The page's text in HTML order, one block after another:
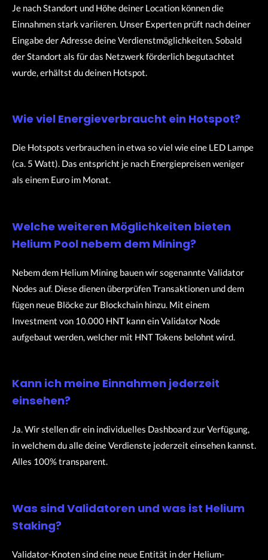
Je nach Standort und Höhe deiner Location können die
Einnahmen stark variieren. Unser Experten prüft nach deiner
Eingabe der Adresse deine Verdienstmöglichkeiten. Sobald
der Standort als für das Netzwerk förderlich begutachtet
wurde, erhältst du deinen Hotspot.
Wie viel Energieverbraucht ein Hotspot?
Die Hotspots verbrauchen in etwa so viel wie eine LED Lampe
(ca. 5 Watt). Das entspricht je nach Energiepreisen weniger
als einem Euro im Monat.
Welche weiteren Möglichkeiten bieten
Helium Pool nebem dem Mining?
Nebem dem Helium Mining bauen wir sogenannte Validator
Nodes auf. Diese dienen überprüfen Transaktionen und dem
fügen neue Blöcke zur Blockchain hinzu. Mit einem
Investment von 10.000 HNT kann ein Validator Node
aufgebaut werden, welcher mit HNT Tokens belohnt wird.
Kann ich meine Einnahmen jederzeit
einsehen?
Ja. Wir stellen dir ein individuelles Dashboard zur Verfügung,
in welchem du alle deine Verdienste jederzeit einsehen kannst.
Alles 100% transparent.
Was sind Validatoren und was ist Helium
Staking?
Validator-Knoten sind eine neue Entität in der Helium-